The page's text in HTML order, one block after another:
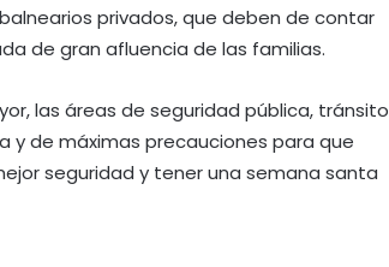
privados, que deben de contar
de gran afluencia de las familias.
las áreas de seguridad pública, tránsito
y de máximas precauciones para que
seguridad y tener una semana santa